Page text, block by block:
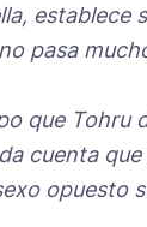
pasa
que Tohru
cuenta
opuesto